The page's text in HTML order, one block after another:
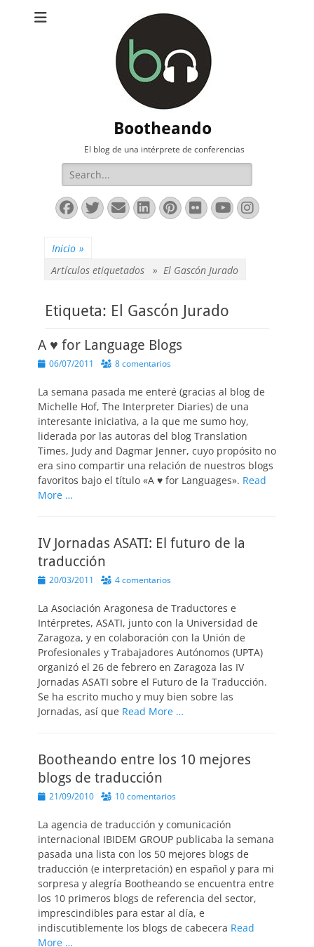
Bootheando
El blog de una intérprete de conferencias
Buscar:
Facebook
Twitter
Correo
electrónico
LinkedIn
Pinterest
FlickrYouTube
Inicio »
Artículos etiquetados » El Gascón Jurado
Etiqueta: El Gascón Jurado
A ♥ for Language Blogs
Publicado
06/07/2011 8 comentarios
La semana pasada me enteré (gracias al blog de
Michelle Hof, The Interpreter Diaries) de una
interesante iniciativa, a la que me sumo hoy,
liderada por las autoras del blog Translation
Times, Judy and Dagmar Jenner, cuyo propósito no
era sino compartir una relación de nuestros blogs
favoritos bajo el título «A ♥ for Languages». Read
More …
IV Jornadas ASATI: El futuro de la
traducción
Publicado
20/03/2011 4 comentarios
La Asociación Aragonesa de Traductores e
Intérpretes, ASATI, junto con la Universidad de
Zaragoza, y en colaboración con la Unión de
Profesionales y Trabajadores Autónomos (UPTA)
organizó el 26 de febrero en Zaragoza las IV
Jornadas ASATI sobre el Futuro de la Traducción.
Se ha escrito mucho y muy bien sobre las
Jornadas, así que Read More …
Bootheando entre los 10 mejores
blogs de traducción
Publicado
21/09/2010 10 comentarios
La agencia de traducción y comunicación
internacional IBIDEM GROUP publicaba la semana
pasada una lista con los 50 mejores blogs de
traducción (e interpretación) en español y para mi
sorpresa y alegría Bootheando se encuentra entre
los 10 primeros blogs de referencia del sector,
imprescindibles para estar al día, e
indiscutiblemente los blogs de cabecera Read
More …